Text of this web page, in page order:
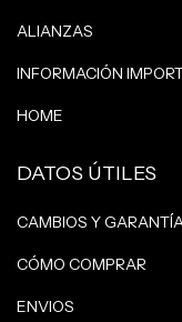
ALIANZAS
INFORMACIÓN
HOME
DATOS ÚTILES
CAMBIOS Y
CÓMO COMPRAR
ENVIOS